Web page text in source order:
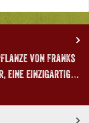
von Franks
eine einzigartig…